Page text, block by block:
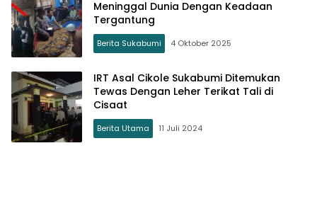
Meninggal Dunia Dengan Keadaan
Tergantung
Berita Sukabumi 4 Oktober 2025
IRT Asal Cikole Sukabumi Ditemukan
Tewas Dengan Leher Terikat Tali di
Cisaat
Berita Utama 11 Juli 2024